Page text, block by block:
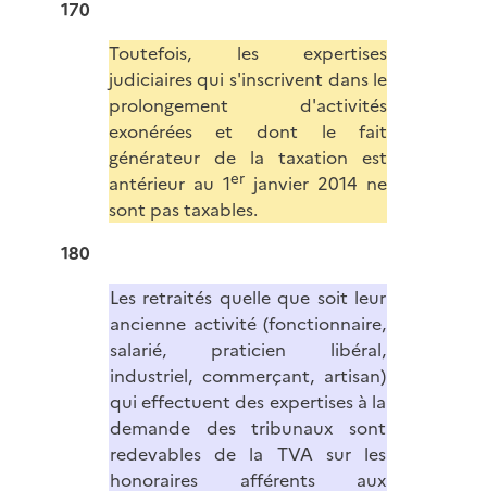
170
Toutefois, les expertises
judiciaires qui s'inscrivent dans le
prolongement d'activités
exonérées et dont le fait
générateur de la taxation est
antérieur au 1erjanvier 2014 ne
sont pas taxables.
180
Les retraités quelle que soit leur
ancienne activité (fonctionnaire,
salarié, praticien libéral,
industriel, commerçant, artisan)
qui effectuent des expertises à la
demande des tribunaux sont
redevables de la TVA sur les
honoraires afférents aux